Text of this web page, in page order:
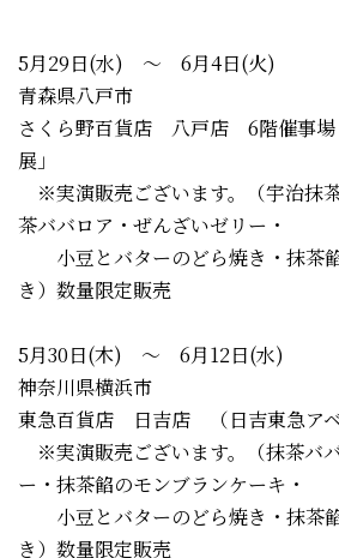
5月29日(水) ～ 6月4日(火)
青森県八戸市
さくら野百貨店 八戸店 6階催事
展」
※実演販売ございます。（宇治抹
茶ババロア・ぜんざいゼリー・
小豆とバターのどら焼き・抹茶
き）数量限定販売
5月30日(木) ～ 6月12日(水)
神奈川県横浜市
東急百貨店 日吉店 （日吉東急アベ
※実演販売ございます。（抹茶バ
ー・抹茶餡のモンブランケーキ・
小豆とバターのどら焼き・抹茶
き）数量限定販売